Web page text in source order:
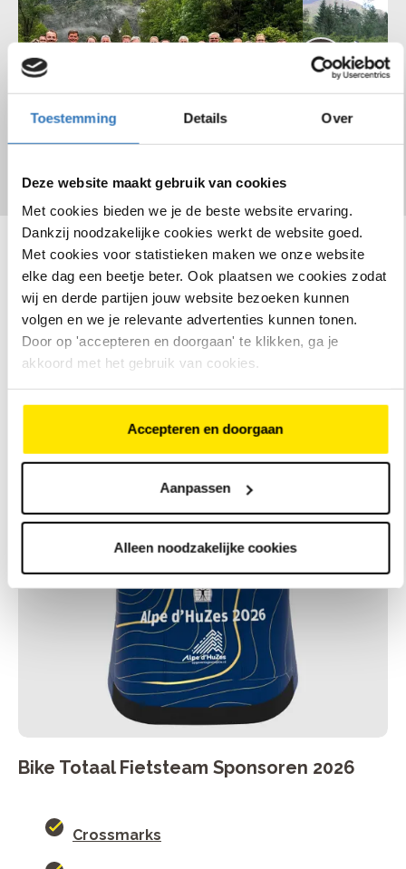
Toestemming Details Over
Deze website maakt gebruik van cookies
Met cookies bieden we je de beste website ervaring.
Dankzij noodzakelijke cookies werkt de website goed.
Met cookies voor statistieken maken we onze website
elke dag een beetje beter. Ook plaatsen we cookies zodat
wij en derde partijen jouw website bezoeken kunnen
volgen en we je relevante advertenties kunnen tonen.
Door op 'accepteren en doorgaan' te klikken, ga je
akkoord met het gebruik van cookies.
Accepteren en doorgaan
Aanpassen
Alleen noodzakelijke cookies
Bike Totaal Fietsteam Sponsoren 2026
Crossmarks